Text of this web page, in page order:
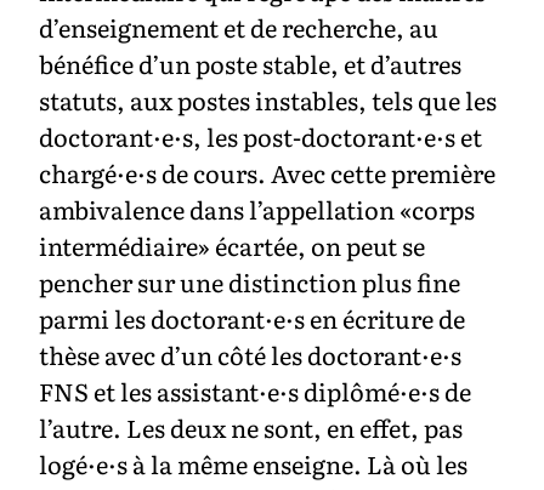
d’enseignement et de recherche, au
bénéfice d’un poste stable, et d’autres
statuts, aux postes instables, tels que les
doctorant·e·s, les post-doctorant·e·s et
chargé·e·s de cours. Avec cette première
ambivalence dans l’appellation «corps
intermédiaire» écartée, on peut se
pencher sur une distinction plus fine
parmi les doctorant·e·s en écriture de
thèse avec d’un côté les doctorant·e·s
FNS et les assistant·e·s diplômé·e·s de
l’autre. Les deux ne sont, en effet, pas
logé·e·s à la même enseigne. Là où les